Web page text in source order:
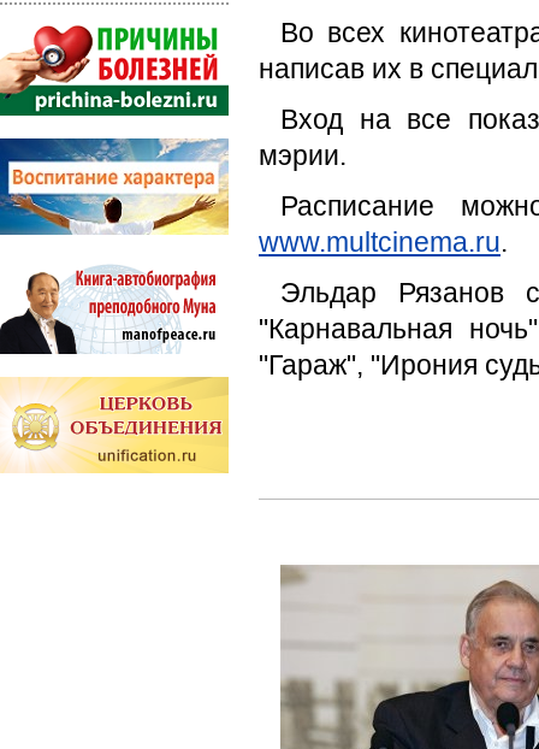
Во всех
написав их в
Вход на все
мэрии.
Расписание
www.multcinema.ru.
Эльдар Рязанов
"Карнавальная
"Гараж", "Ирония